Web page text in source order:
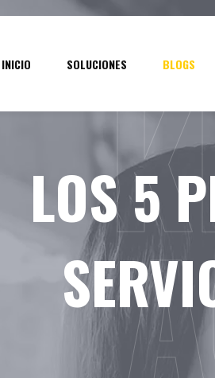
INICIO SOLUCIONES BLOGS
LOS 5